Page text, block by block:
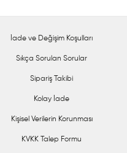
İade ve Değişim Koşulları
Sıkça Sorulan Sorular
Sipariş Takibi
Kolay İade
Kişisel Verilerin Korunması
KVKK Talep Formu